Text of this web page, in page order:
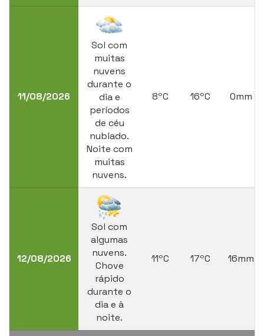
11/08/2026
Sol com
muitas
nuvens
durante o
dia e
períodos
de céu
nublado.
Noite com
muitas
nuvens.
8ºC 16ºC 0mm
12/08/2026
Sol com
algumas
nuvens.
Chove
rápido
durante o
dia e à
noite.
11ºC 17ºC 16mm